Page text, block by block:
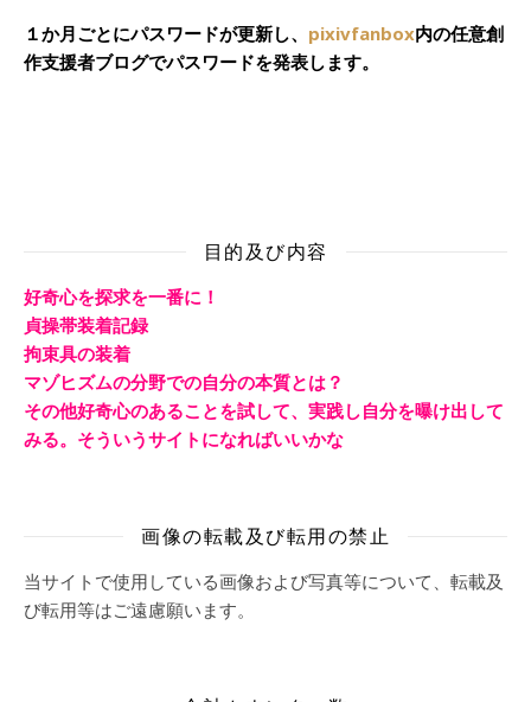
１か月ごとにパスワードが更新し、 pixivfanbox内の任意創
作支援者ブログでパスワードを発表します。
目的及び内容
好奇心を探求を一番に！
貞操帯装着記録
拘束具の装着
マゾヒズムの分野での自分の本質とは？
その他好奇心のあることを試して、実践し自分を曝け出して
みる。そういうサイトになればいいかな
画像の転載及び転用の禁止
当サイトで使用している画像および写真等について、転載及
び転用等はご遠慮願います。